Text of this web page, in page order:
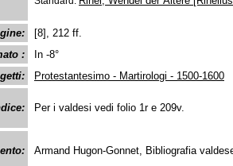
[8], 212 ff.
:
In -8°
Protestantesimo - Martirologi - 1500-1600
Per i valdesi vedi folio 1r e 209v.
Armand Hugon-Gonnet, Bibliografia